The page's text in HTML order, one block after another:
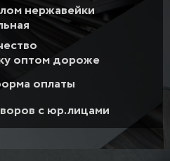
нержавейки
оптом дороже
оплаты
с юр.лицами